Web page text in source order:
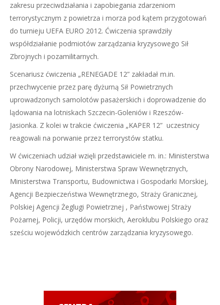
zakresu przeciwdziałania i zapobiegania zdarzeniom
terrorystycznym z powietrza i morza pod kątem przygotowań
do turnieju UEFA EURO 2012. Ćwiczenia sprawdziły
współdziałanie podmiotów zarządzania kryzysowego Sił
Zbrojnych i pozamilitarnych.
Scenariusz ćwiczenia „RENEGADE 12” zakładał m.in.
przechwycenie przez parę dyżurną Sił Powietrznych
uprowadzonych samolotów pasażerskich i doprowadzenie do
lądowania na lotniskach Szczecin-Goleniów i Rzeszów-
Jasionka. Z kolei w trakcie ćwiczenia „KAPER 12” uczestnicy
reagowali na porwanie przez terrorystów statku.
W ćwiczeniach udział wzięli przedstawiciele m. in.: Ministerstwa
Obrony Narodowej, Ministerstwa Spraw Wewnętrznych,
Ministerstwa Transportu, Budownictwa i Gospodarki Morskiej,
Agencji Bezpieczeństwa Wewnętrznego, Straży Granicznej,
Polskiej Agencji Żeglugi Powietrznej , Państwowej Straży
Pożarnej, Policji, urzędów morskich, Aeroklubu Polskiego oraz
sześciu wojewódzkich centrów zarządzania kryzysowego.